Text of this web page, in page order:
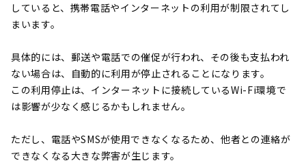
していると、携帯電話やインターネットの利用が制限されてし
まいます。
具体的には、郵送や電話での催促が行われ、その後も支払われ
ない場合は、自動的に利用が停止されることになります。
この利用停止は、インターネットに接続しているWi-Fi環境で
は影響が少なく感じるかもしれません。
ただし、電話やSMSが使用できなくなるため、他者との連絡が
できなくなる大きな弊害が生じます。